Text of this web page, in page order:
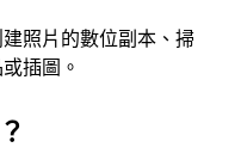
照片的數位副本、掃
插圖。